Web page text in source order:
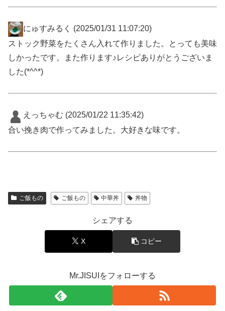
にゅすみるく
(2025/01/31 11:07:20)
ストック野菜をたくさん入れて作りました。とっても美味
しかったです。また作ります♪レシピありがとうございま
した(*^^*)
えっちゃむ (2025/01/22 11:35:42)
合い挽き肉で作ってみました。大好きな味です。
ご飯もの ご飯もの 中華丼 丼物
シェアする
X コピー
Mr.JISUIをフォローする